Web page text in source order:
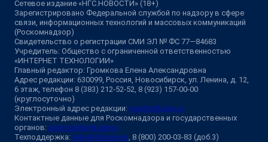
Сетевое издание «НГС.НОВОСТИ» (18+)
Зарегистрировано Федеральной службой по надзору в сфере
связи, информационных технологий и массовых коммуникаций
(Роскомнадзор)
Свидетельство о регистрации СМИ ЭЛ № ФС 77—84683
Учредитель: Общество с ограниченной ответственностью
«ИНТЕРНЕТ ТЕХНОЛОГИИ»
Главный редактор: Громкова Елена Александровна
Адрес редакции: 630099, Россия, Новосибирск, ул. Ленина, д. 12,
6 этаж, телефон 8 (383) 212-52-52, 8 (923) 157-00-00
(круглосуточно)
Электронный адрес редакции: ngs@shkulev.ru
Контактные данные для Роскомнадзора и государственных
органов: juristnsk@shkulev.ru
Техподдержка: help@shkulev.ru , 8 (800) 200-03-83 (доб.3)